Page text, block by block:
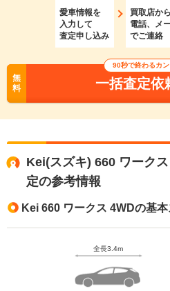
愛車情報を
入力して
査定申し込み
買取店から
電話、メ
でご連絡
無
料
90秒で終わるカ
一括査定依
Kei(スズキ) 660 ワーク
定の参考情報
Kei 660 ワークス 4WDの基本
全長3.4m